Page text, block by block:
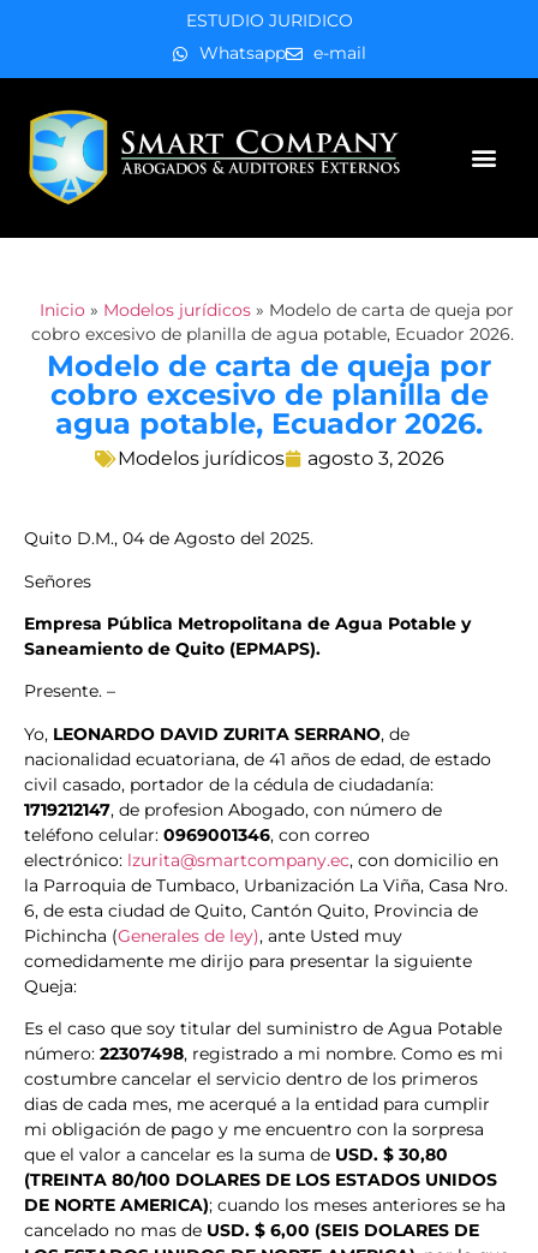
ESTUDIO JURIDICO
Whatsapp
e-mail
Inicio » Modelos jurídicos » Modelo de carta de queja por
cobro excesivo de planilla de agua potable, Ecuador 2026.
Modelo de carta de queja por
cobro excesivo de planilla de
agua potable, Ecuador 2026.
Modelos jurídicos agosto 3, 2026
Quito D.M., 04 de Agosto del 2025.
Señores
Empresa Pública Metropolitana de Agua Potable y
Saneamiento de Quito (EPMAPS).
Presente. –
Yo, LEONARDO DAVID ZURITA SERRANO, de
nacionalidad ecuatoriana, de 41 años de edad, de estado
civil casado, portador de la cédula de ciudadanía:
1719212147, de profesion Abogado, con número de
teléfono celular: 0969001346, con correo
electrónico: lzurita@smartcompany.ec, con domicilio en
la Parroquia de Tumbaco, Urbanización La Viña, Casa Nro.
6, de esta ciudad de Quito, Cantón Quito, Provincia de
Pichincha (Generales de ley), ante Usted muy
comedidamente me dirijo para presentar la siguiente
Queja:
Es el caso que soy titular del suministro de Agua Potable
número: 22307498, registrado a mi nombre. Como es mi
costumbre cancelar el servicio dentro de los primeros
dias de cada mes, me acerqué a la entidad para cumplir
mi obligación de pago y me encuentro con la sorpresa
que el valor a cancelar es la suma de USD. $ 30,80
(TREINTA 80/100 DOLARES DE LOS ESTADOS UNIDOS
DE NORTE AMERICA); cuando los meses anteriores se ha
cancelado no mas de USD. $ 6,00 (SEIS DOLARES DE